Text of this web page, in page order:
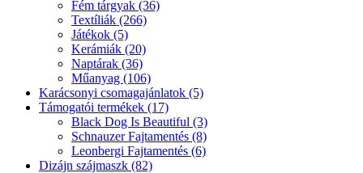
Fém tárgyak (36)
Textíliák (266)
Játékok (5)
Kerámiák (20)
Naptárak (36)
Műanyag (106)
Karácsonyi csomagajánlatok (5)
Támogatói termékek (17)
Black Dog Is Beautiful (3)
Schnauzer Fajtamentés (8)
Leonbergi Fajtamentés (6)
Dizájn szájmaszk (82)